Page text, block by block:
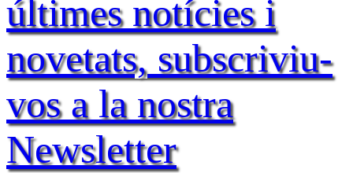
últimes notícies i
novetats, subscriviu-
vos a la nostra
Newsletter